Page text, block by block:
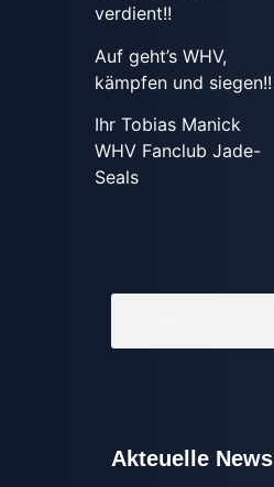
verdient!!
Auf geht’s WHV,
kämpfen und siegen!!
Ihr Tobias Manick
WHV Fanclub Jade-
Seals
Akteuelle News